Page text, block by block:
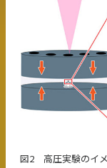
図2 高圧実験のイ